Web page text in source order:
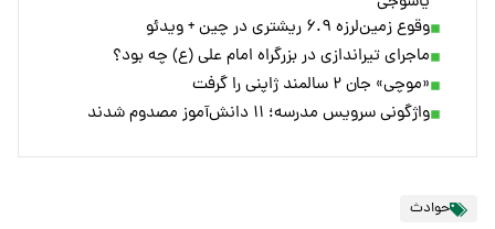
وقوع زمین‌لرزه ۶.۹ ریشتری در چین + ویدئو
ماجرای تیراندازی در بزرگراه امام علی (ع) چه بود؟
«موچی» جان ۲ سالمند ژاپنی را گرفت
واژگونی سرویس مدرسه؛ ۱۱ دانش‌آموز مصدوم شدند
حوادث